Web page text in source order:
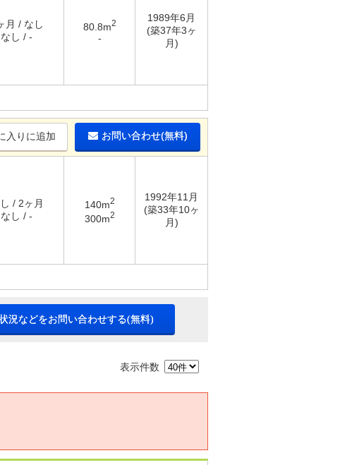
月 / なし
なし / -
80.8m2
-
1989年6月
(築37年3ヶ
月)
入りに追加 お問い合わせ(無料)
/ 2ヶ月
なし / -
140m2
300m2
1992年11月
(築33年10ヶ
月)
況などをお問い合わせする(無料)
表示件数